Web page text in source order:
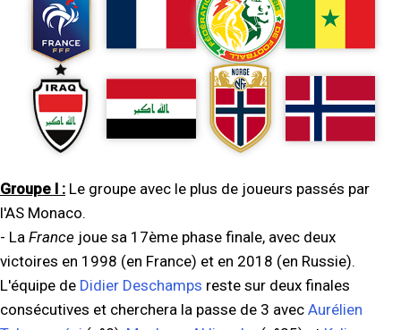
Groupe I : Le groupe avec le plus de joueurs passés par
l'AS Monaco.
- La France joue sa 17ème phase finale, avec deux
victoires en 1998 (en France) et en 2018 (en Russie).
L'équipe de Didier Deschamps reste sur deux finales
consécutives et cherchera la passe de 3 avec Aurélien